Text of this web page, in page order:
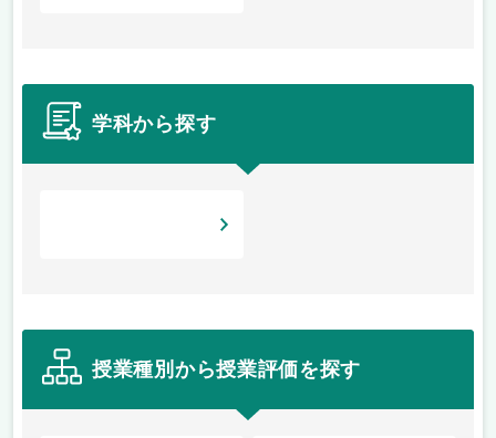
学科から探す
授業種別から授業評価を探す